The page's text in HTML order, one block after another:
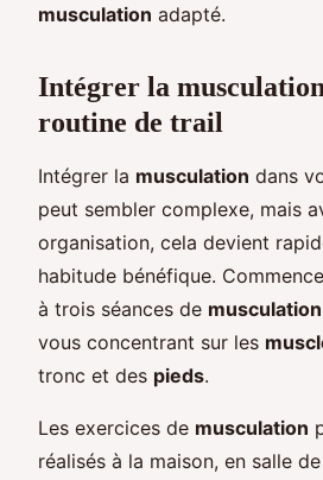
musculation adapté.
Intégrer la
routine de trail
Intégrer la musculation dans
peut sembler complexe, mais
organisation, cela devient
habitude bénéfique.
à trois séances de musculation
vous concentrant sur les
tronc et des pieds.
Les exercices de musculation
réalisés à la maison, en salle